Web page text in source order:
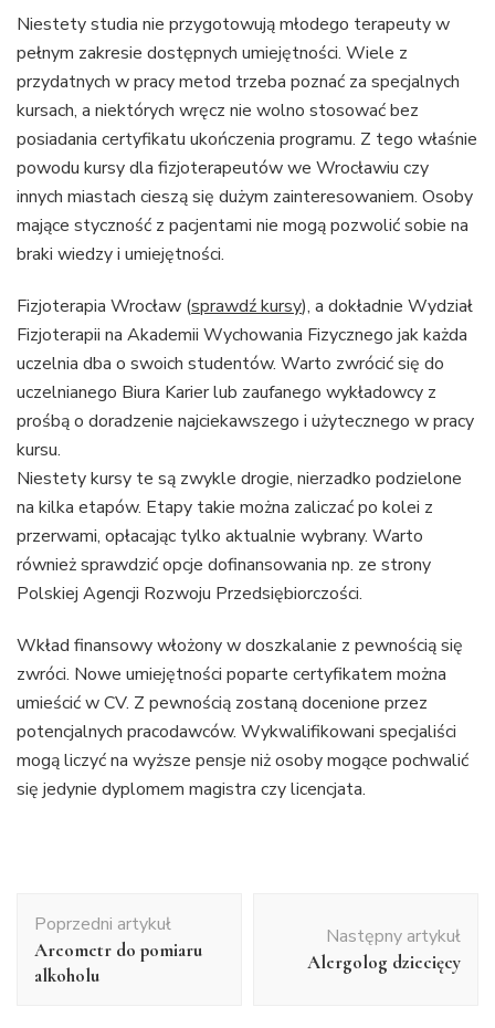
Niestety studia nie przygotowują młodego terapeuty w
pełnym zakresie dostępnych umiejętności. Wiele z
przydatnych w pracy metod trzeba poznać za specjalnych
kursach, a niektórych wręcz nie wolno stosować bez
posiadania certyfikatu ukończenia programu. Z tego właśnie
powodu kursy dla fizjoterapeutów we Wrocławiu czy
innych miastach cieszą się dużym zainteresowaniem. Osoby
mające styczność z pacjentami nie mogą pozwolić sobie na
braki wiedzy i umiejętności.
Fizjoterapia Wrocław (sprawdź kursy), a dokładnie Wydział
Fizjoterapii na Akademii Wychowania Fizycznego jak każda
uczelnia dba o swoich studentów. Warto zwrócić się do
uczelnianego Biura Karier lub zaufanego wykładowcy z
prośbą o doradzenie najciekawszego i użytecznego w pracy
kursu.
Niestety kursy te są zwykle drogie, nierzadko podzielone
na kilka etapów. Etapy takie można zaliczać po kolei z
przerwami, opłacając tylko aktualnie wybrany. Warto
również sprawdzić opcje dofinansowania np. ze strony
Polskiej Agencji Rozwoju Przedsiębiorczości.
Wkład finansowy włożony w doszkalanie z pewnością się
zwróci. Nowe umiejętności poparte certyfikatem można
umieścić w CV. Z pewnością zostaną docenione przez
potencjalnych pracodawców. Wykwalifikowani specjaliści
mogą liczyć na wyższe pensje niż osoby mogące pochwalić
się jedynie dyplomem magistra czy licencjata.
wpisu
Poprzedni artykuł
Areometr do pomiaru
alkoholu
Następny artykuł
Alergolog dziecięcy